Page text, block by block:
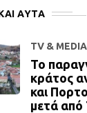
ΑΥΤΆ
TV & MEDIA
Το
κράτος
και
μετά από